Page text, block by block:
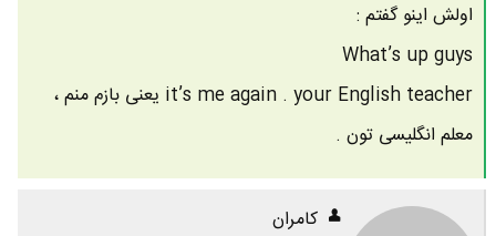
اولش اینو گفتم :
What’s up guys
it’s me again . your English teacher یعنی بازم منم ،
معلم انگلیسی تون .
کامران